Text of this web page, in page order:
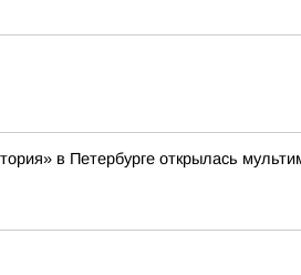
в Петербурге открылась